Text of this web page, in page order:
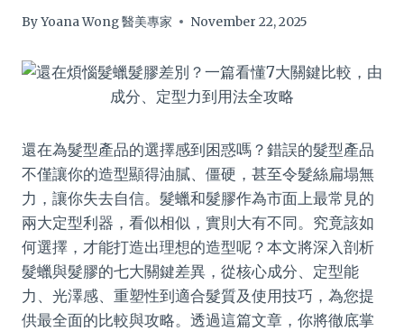
ByYoana Wong 醫美專家 November 22, 2025
還在為髮型產品的選擇感到困惑嗎？錯誤的髮型產品
不僅讓你的造型顯得油膩、僵硬，甚至令髮絲扁塌無
力，讓你失去自信。髮蠟和髮膠作為市面上最常見的
兩大定型利器，看似相似，實則大有不同。究竟該如
何選擇，才能打造出理想的造型呢？本文將深入剖析
髮蠟與髮膠的七大關鍵差異，從核心成分、定型能
力、光澤感、重塑性到適合髮質及使用技巧，為您提
供最全面的比較與攻略。透過這篇文章，你將徹底掌